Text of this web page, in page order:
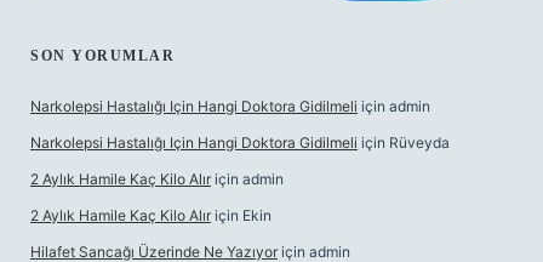
SON YORUMLAR
Narkolepsi Hastalığı Için Hangi Doktora Gidilmeli için admin
Narkolepsi Hastalığı Için Hangi Doktora Gidilmeli için Rüveyda
2 Aylık Hamile Kaç Kilo Alır için admin
2 Aylık Hamile Kaç Kilo Alır için Ekin
Hilafet Sancağı Üzerinde Ne Yazıyor için admin